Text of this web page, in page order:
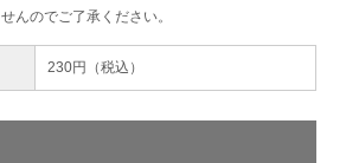
んのでご了承ください。
230円（税込）